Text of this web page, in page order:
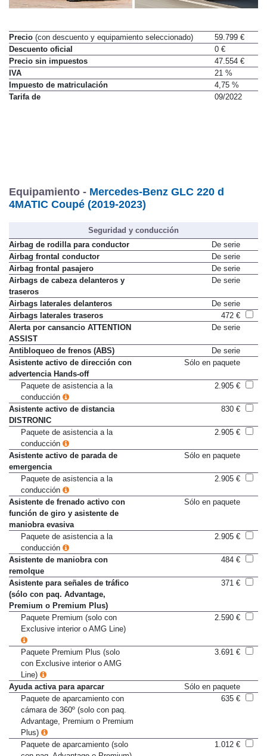
Precio(con descuento y equipamiento seleccionado)
59.799 €
Descuento oficial
0 €
Precio sin impuestos
47.554 €
IVA
21 %
Impuesto de matriculación
4,75 %
Equipamiento -Mercedes-Benz GLC 220 d
4MATIC Coupé (2019-2023)
Seguridad y conducción
Airbag de rodilla para conductor
De serie
Airbag frontal conductor
De serie
Airbag frontal pasajero
De serie
Airbags de cabeza delanteros y
traseros
Airbags laterales delanteros
De serie
Airbags laterales traseros
472 €
Alerta por cansancio ATTENTION
ASSIST
Antibloqueo de frenos (ABS)
De serie
Asistente activo de dirección con
advertencia Hands-off
Paquete de asistencia a la
conducción
Asistente activo de distancia
DISTRONIC
Paquete de asistencia a la
conducción
Asistente activo de parada de
emergencia
Paquete de asistencia a la
conducción
Asistente de frenado activo con
función de giro y asistente de
maniobra evasiva
Paquete de asistencia a la
conducción
Asistente de maniobra con
remolque
Asistente para señales de tráfico
(sólo con paq. Advantage,
Premium o Premium Plus)
Paquete Premium (solo con
Exclusive interior o AMG Line)
Paquete Premium Plus (solo
con Exclusive interior o AMG
Line)
Ayuda activa para aparcar
Sólo en paquete
Paquete de aparcamiento con
cámara de 360º (solo con paq.
Advantage, Premium o Premium
Plus)
Paquete de aparcamiento (solo